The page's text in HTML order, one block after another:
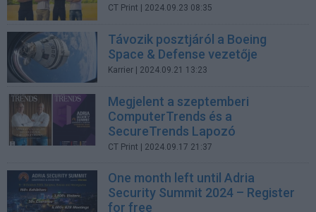
CT Print | 2024.09.23 08:35
Távozik posztjáról a Boeing
Space & Defense vezetője
Karrier | 2024.09.21 13:23
Megjelent a szeptemberi
ComputerTrends és a
SecureTrends Lapozó
CT Print | 2024.09.17 21:37
One month left until Adria
Security Summit 2024 – Register
for free